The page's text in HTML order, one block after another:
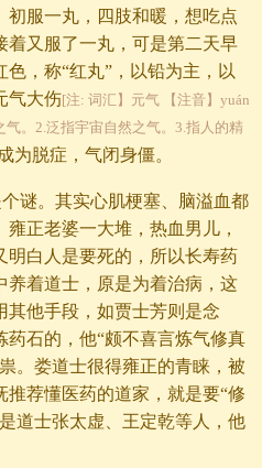
服一丸，四肢和暖，想吃点
着又服了一丸，可是第二天早
，称“红丸”，以铅为主，以
气大伤[注: 词汇】元气 【注音】yuán
。2.泛指宇宙自然之气。3.指人的精
为脱症，气闭身僵。
谜。其实心肌梗塞、脑溢血都
正老婆一大堆，热血男儿，
明白人是要死的，所以长寿药
养着道士，原是为着治病，这
其他手段，如贾士芳则是念
药石的，他“颇不喜言炼气修真
。娄道士很得雍正的青睐，被
荐懂医药的道家，就是要“修
道士张太虚、王定乾等人，他